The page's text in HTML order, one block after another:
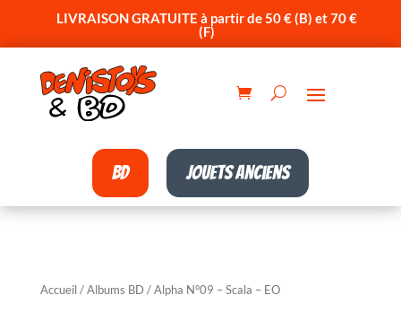
LIVRAISON GRATUITE à partir de 50 € (B) et 70 €
(F)
BD Jouets anciens
Accueil/Albums BD / Alpha N°09 – Scala – EO